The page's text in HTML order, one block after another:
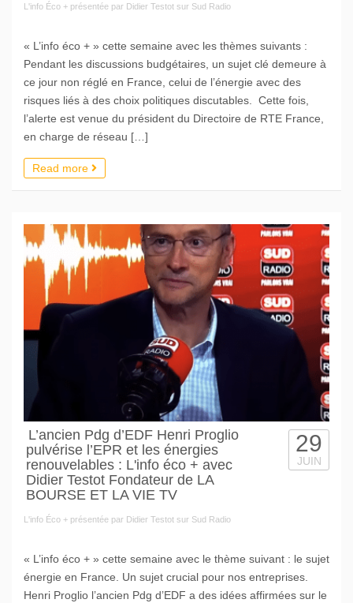
L'info Éco + présentée par Didier Testot sur Sud Radio
« L’info éco + » cette semaine avec les thèmes suivants :
Pendant les discussions budgétaires, un sujet clé demeure à
ce jour non réglé en France, celui de l’énergie avec des
risques liés à des choix politiques discutables. Cette fois,
l’alerte est venue du président du Directoire de RTE France,
en charge de réseau […]
Read more
L’ancien Pdg d’EDF Henri Proglio
pulvérise l’EPR et les énergies
renouvelables : L'info éco + avec
Didier Testot Fondateur de LA
BOURSE ET LA VIE TV
L'info Éco + présentée par Didier Testot sur Sud Radio
29
JUIN
« L’info éco + » cette semaine avec le thème suivant : le sujet
énergie en France. Un sujet crucial pour nos entreprises.
Henri Proglio l’ancien Pdg d’EDF a des idées affirmées sur le